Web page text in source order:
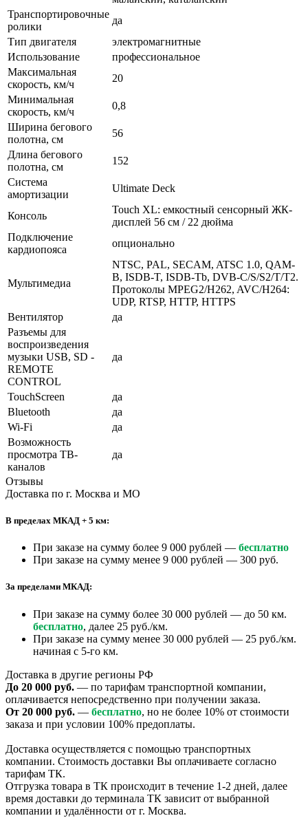
Транспортировочные
ролики
да
Тип двигателя
электромагнитные
Использование
профессиональное
Максимальная
скорость, км/ч
20
Минимальная
скорость, км/ч
0,8
Ширина бегового
полотна, см
56
Длина бегового
полотна, см
152
Система
амортизации
Ultimate Deck
Консоль
Touch XL: емкостный сенсорный ЖК-
дисплей 56 см / 22 дюйма
Подключение
кардиопояса
опционально
Мультимедиа
NTSC, PAL, SECAM, ATSC 1.0, QAM-
B, ISDB-T, ISDB-Tb, DVB-C/S/S2/T/T2.
Протоколы MPEG2/H262, AVC/H264:
UDP, RTSP, HTTP, HTTPS
Вентилятор
да
Разъемы для
воспроизведения
музыки USB, SD -
REMOTE
CONTROL
да
TouchScreen
да
Bluetooth
да
Wi-Fi
да
Возможность
просмотра ТВ-
каналов
да
Отзывы
Доставка по г. Москва и МО
В пределах МКАД + 5 км:
При заказе на сумму более 9 000 рублей — бесплатно
При заказе на сумму менее 9 000 рублей — 300 руб.
За пределами МКАД:
При заказе на сумму более 30 000 рублей — до 50 км.
бесплатно, далее 25 руб./км.
При заказе на сумму менее 30 000 рублей — 25 руб./км.
начиная с 5-го км.
Доставка в другие регионы РФ
До 20 000 руб. — по тарифам транспортной компании,
оплачивается непосредственно при получении заказа.
От 20 000 руб. — бесплатно, но не более 10% от стоимости
заказа и при условии 100% предоплаты.
Доставка осуществляется с помощью транспортных
компании. Стоимость доставки Вы оплачиваете согласно
тарифам ТК.
Отгрузка товара в ТК происходит в течение 1-2 дней, далее
время доставки до терминала ТК зависит от выбранной
компании и удалённости от г. Москва.